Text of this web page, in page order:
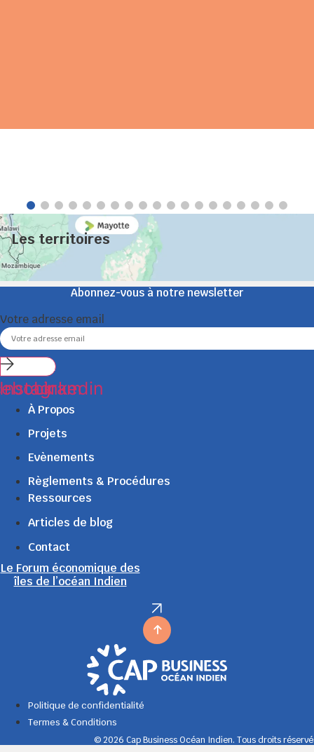
Les territoires
Abonnez-vous à notre newsletter
Votre adresse email
Submit
Linkedin
À Propos
Projets
Evènements
Règlements & Procédures
Ressources
Articles de blog
Contact
Le Forum économique des
îles de l’océan Indien
Politique de confidentialité
Termes & Conditions
© 2026 Cap Business Océan Indien. Tous droits